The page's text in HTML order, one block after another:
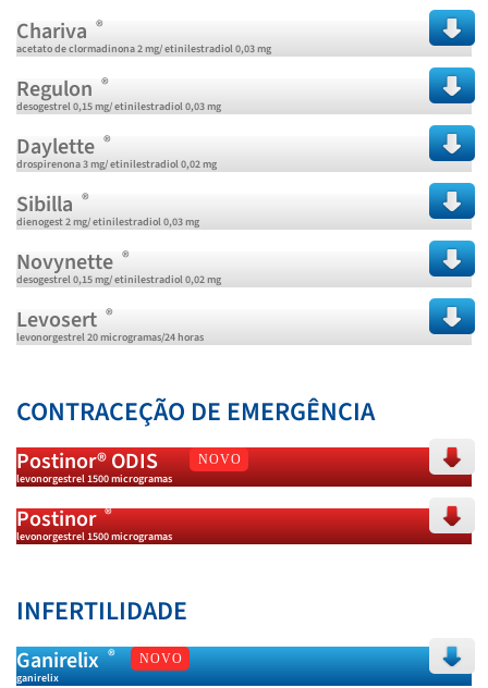
Chariva ®
acetato de clormadinona 2 mg/ etinilestradiol 0,03 mg
Regulon ®
desogestrel 0,15 mg/ etinilestradiol 0,03 mg
Daylette ®
drospirenona 3 mg/ etinilestradiol 0,02 mg
Sibilla ®
dienogest 2 mg/ etinilestradiol 0,03 mg
Novynette ®
desogestrel 0,15 mg/ etinilestradiol 0,02 mg
Levosert ®
levonorgestrel 20 microgramas/24 horas
CONTRACEÇÃO DE EMERGÊNCIA
Postinor® ODIS
NOVO
levonorgestrel 1500 microgramas
Postinor ®
levonorgestrel 1500 microgramas
INFERTILIDADE
Ganirelix ®
NOVO
ganirelix